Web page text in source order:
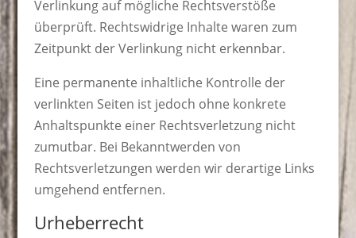
Verlinkung auf mögliche Rechtsverstöße
überprüft. Rechtswidrige Inhalte waren zum
Zeitpunkt der Verlinkung nicht erkennbar.
Eine permanente inhaltliche Kontrolle der
verlinkten Seiten ist jedoch ohne konkrete
Anhaltspunkte einer Rechtsverletzung nicht
zumutbar. Bei Bekanntwerden von
Rechtsverletzungen werden wir derartige Links
umgehend entfernen.
Urheberrecht